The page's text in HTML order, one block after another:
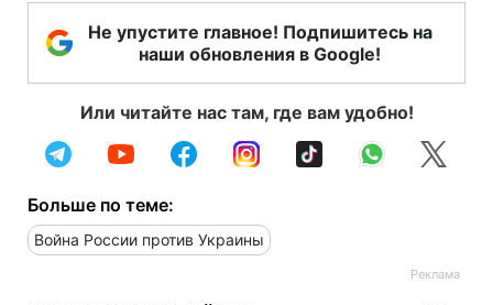
Не упустите главное! Подпишитесь на
наши обновления в Google!
Или читайте нас там, где вам удобно!
Больше по теме:
Война России против Украины